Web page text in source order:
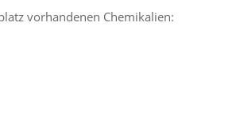
vorhandenen Chemikalien: